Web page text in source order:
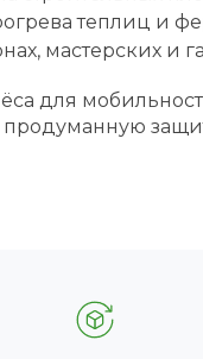
теплиц и
мастерских и
для